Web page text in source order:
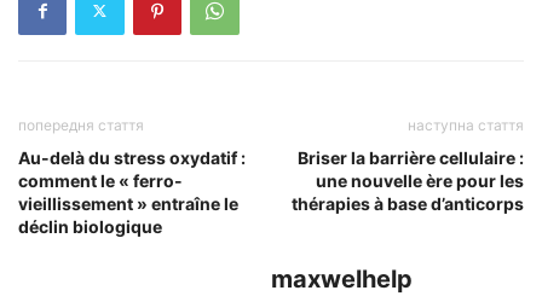
попередня стаття
Au-delà du stress oxydatif :
comment le « ferro-
vieillissement » entraîne le
déclin biologique
наступна стаття
Briser la barrière cellulaire :
une nouvelle ère pour les
thérapies à base d’anticorps
maxwelhelp